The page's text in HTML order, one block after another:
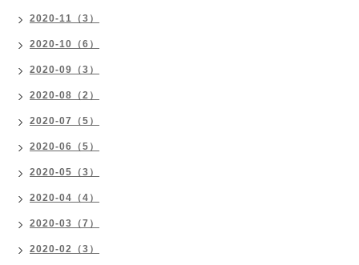
2020-11（3）
2020-10（6）
2020-09（3）
2020-08（2）
2020-07（5）
2020-06（5）
2020-05（3）
2020-04（4）
2020-03（7）
2020-02（3）